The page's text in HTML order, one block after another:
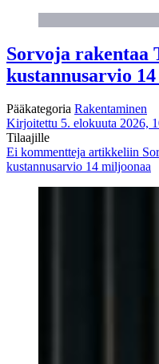
Sorvoja rakentaa
kustannusarvio
Pääkategoria Rakentaminen
Kirjoitettu 5. elokuuta 2026,
Tilaajille
Ei kommentteja artikkeliin
kustannusarvio 14 miljoonaa